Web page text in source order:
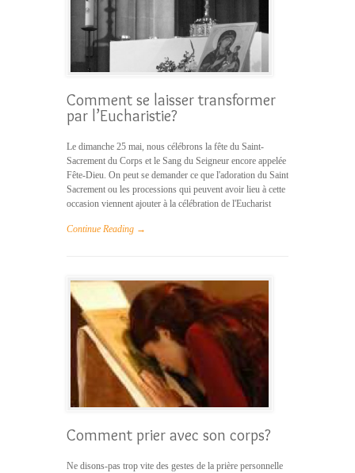
Comment se laisser transformer
par l’Eucharistie?
Le dimanche 25 mai, nous célébrons la fête du Saint-
Sacrement du Corps et le Sang du Seigneur encore appelée
Fête-Dieu. On peut se demander ce que l'adoration du Saint
Sacrement ou les processions qui peuvent avoir lieu à cette
occasion viennent ajouter à la célébration de l'Eucharist
Continue Reading →
Comment prier avec son corps?
Ne disons-pas trop vite des gestes de la prière personnelle